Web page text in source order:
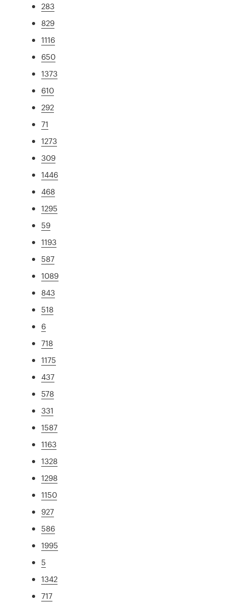
283
829
1116
650
1373
610
292
71
1273
309
1446
468
1295
59
1193
587
1089
843
518
6
718
1175
437
578
331
1587
1163
1328
1298
1150
927
586
1995
5
1342
717